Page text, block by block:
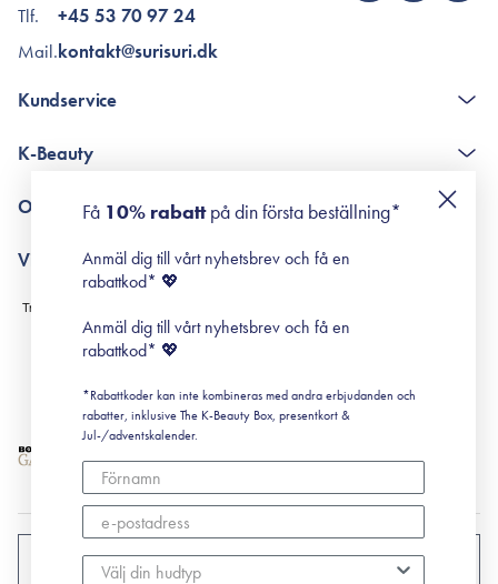
Tlf.
Mail.
+45 53 70 97 24
kontakt@surisuri.dk
Kundservice
Poängshop - frågor och svar
K-Beauty
Retinol för nybörjare
Om Surisuri
Black Friday
Villkor
Leverans & Retur
Köpvillkor
Prenumerationsvillkor
Cookiepolicy
SVERIGE
Få 10% rabattpå din första beställning*
Anmäl dig till vårt nyhetsbrev och få en
rabattkod* 💖
Anmäl dig till vårt nyhetsbrev och få en
rabattkod* 💖
*Rabattkoder kan inte kombineras med andra erbjudanden och
rabatter, inklusive The K-Beauty Box, presentkort &
Jul-/adventskalender.